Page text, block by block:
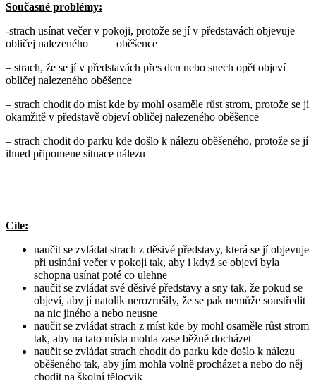
Současné problémy:
-strach usínat večer v pokoji, protože se jí v představách objevuje
obličej nalezeného oběšence
– strach, že se jí v představách přes den nebo snech opět objeví
obličej nalezeného oběšence
– strach chodit do míst kde by mohl osaměle růst strom, protože se jí
okamžitě v představě objeví obličej nalezeného oběšence
– strach chodit do parku kde došlo k nálezu oběšeného, protože se jí
ihned připomene situace nálezu
Cíle:
naučit se zvládat strach z děsivé představy, která se jí objevuje
při usínání večer v pokoji tak, aby i když se objeví byla
schopna usínat poté co ulehne
naučit se zvládat své děsivé představy a sny tak, že pokud se
objeví, aby jí natolik nerozrušily, že se pak nemůže soustředit
na nic jiného a nebo neusne
naučit se zvládat strach z míst kde by mohl osaměle růst strom
tak, aby na tato místa mohla zase běžně docházet
naučit se zvládat strach chodit do parku kde došlo k nálezu
oběšeného tak, aby jím mohla volně procházet a nebo do něj
chodit na školní tělocvik